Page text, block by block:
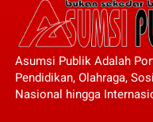
Asumsi Publik Adalah
Pendidikan, Olahraga,
Nasional hingga